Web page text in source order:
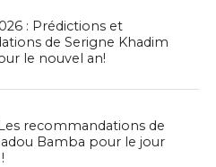
: Prédictions et
de Serigne Khadim
le nouvel an!
Les recommandations de
Bamba pour le jour